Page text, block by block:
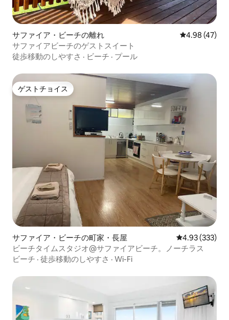
サファイア・ビーチの離れ レビュー47
4.98 (47)
サファイアビーチのゲストスイート
徒歩移動のしやすさ · ビーチ · プール
ゲストチョイス
ゲストチョイス
サファイア・ビーチの町家・長屋 レビュー333
4.93 (333)
ビーチタイムスタジオ@サファイアビーチ。ノーチラス
ビーチ · 徒歩移動のしやすさ · Wi-Fi